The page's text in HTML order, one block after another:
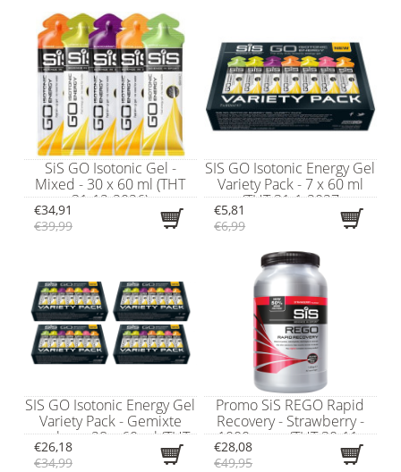
SiS GO Isotonic Gel -
Mixed - 30 x 60 ml (THT
31-12-2026)
€34,91
€39,99
SIS GO Isotonic Energy Gel
Variety Pack - 7 x 60 ml
(THT 31-1-2027
€5,81
€6,99
SIS GO Isotonic Energy Gel
Variety Pack - Gemixte
smaken - 28 x 60 ml (THT
31-10-2026)
€26,18
€34,99
Promo SiS REGO Rapid
Recovery - Strawberry -
1000 gram (THT 30-11-
€28,08
€49,95